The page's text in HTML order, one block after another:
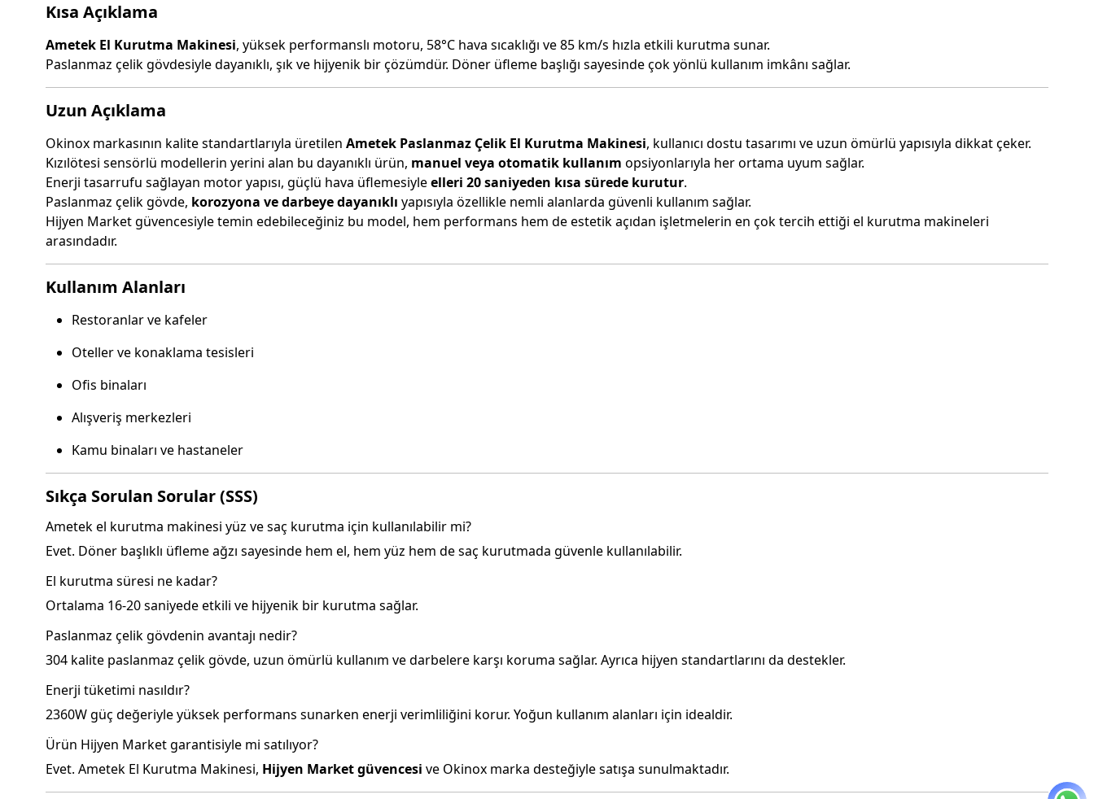
Kısa Açıklama
Ametek El Kurutma Makinesi, yüksek performanslı motoru, 58°C hava sıcaklığı ve 85 km/s hızla etkili kurutma sunar.
Paslanmaz çelik gövdesiyle dayanıklı, şık ve hijyenik bir çözümdür. Döner üfleme başlığı sayesinde çok yönlü kullanım imkânı sağlar.
Uzun Açıklama
Okinox markasının kalite standartlarıyla üretilen Ametek Paslanmaz Çelik El Kurutma Makinesi, kullanıcı dostu tasarımı ve uzun ömürlü yapısıyla dikkat çeker.
Kızılötesi sensörlü modellerin yerini alan bu dayanıklı ürün, manuel veya otomatik kullanım opsiyonlarıyla her ortama uyum sağlar.
Enerji tasarrufu sağlayan motor yapısı, güçlü hava üflemesiyleelleri 20 saniyeden kısa sürede kurutur.
Paslanmaz çelik gövde, korozyona ve darbeye dayanıklı yapısıyla özellikle nemli alanlarda güvenli kullanım sağlar.
Hijyen Market güvencesiyle temin edebileceğiniz bu model, hem performans hem de estetik açıdan işletmelerin en çok tercih ettiği el kurutma makineleri
arasındadır.
Kullanım Alanları
Restoranlar ve kafeler
Oteller ve konaklama tesisleri
Ofis binaları
Alışveriş merkezleri
Kamu binaları ve hastaneler
Sıkça Sorulan Sorular (SSS)
Ametek el kurutma makinesi yüz ve saç kurutma için kullanılabilir mi?
Evet. Döner başlıklı üfleme ağzı sayesinde hem el, hem yüz hem de saç kurutmada güvenle kullanılabilir.
El kurutma süresi ne kadar?
Ortalama 16-20 saniyede etkili ve hijyenik bir kurutma sağlar.
Paslanmaz çelik gövdenin avantajı nedir?
304 kalite paslanmaz çelik gövde, uzun ömürlü kullanım ve darbelere karşı koruma sağlar. Ayrıca hijyen standartlarını da destekler.
Enerji tüketimi nasıldır?
2360W güç değeriyle yüksek performans sunarken enerji verimliliğini korur. Yoğun kullanım alanları için idealdir.
Ürün Hijyen Market garantisiyle mi satılıyor?
Evet. Ametek El Kurutma Makinesi, Hijyen Market güvencesi ve Okinox marka desteğiyle satışa sunulmaktadır.